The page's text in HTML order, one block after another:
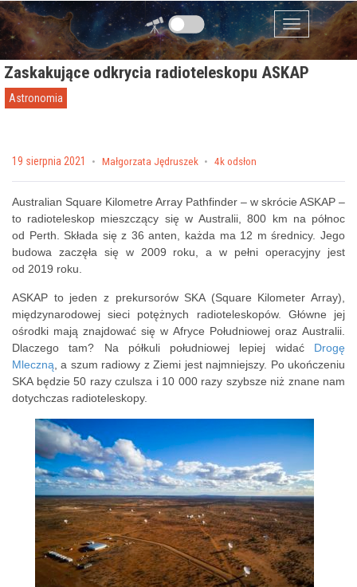
Przejdź do zawartości
Menu
Zaskakujące odkrycia radioteleskopu ASKAP
Astronomia
Posted on
19 sierpnia 2021 by Małgorzata Jędruszek 4k odsłon
Australian Square Kilometre Array Pathfinder – w skrócie ASKAP –
to radioteleskop mieszczący się w Australii, 800 km na północ
od Perth. Składa się z 36 anten, każda ma 12 m średnicy. Jego
budowa zaczęła się w 2009 roku, a w pełni operacyjny jest
od 2019 roku.
ASKAP to jeden z prekursorów SKA (Square Kilometer Array),
międzynarodowej sieci potężnych radioteleskopów. Główne jej
ośrodki mają znajdować się w Afryce Południowej oraz Australii.
Dlaczego tam? Na półkuli południowej lepiej widać Drogę
Mleczną , a szum radiowy z Ziemi jest najmniejszy. Po ukończeniu
SKA będzie 50 razy czulsza i 10 000 razy szybsze niż znane nam
dotychczas radioteleskopy.